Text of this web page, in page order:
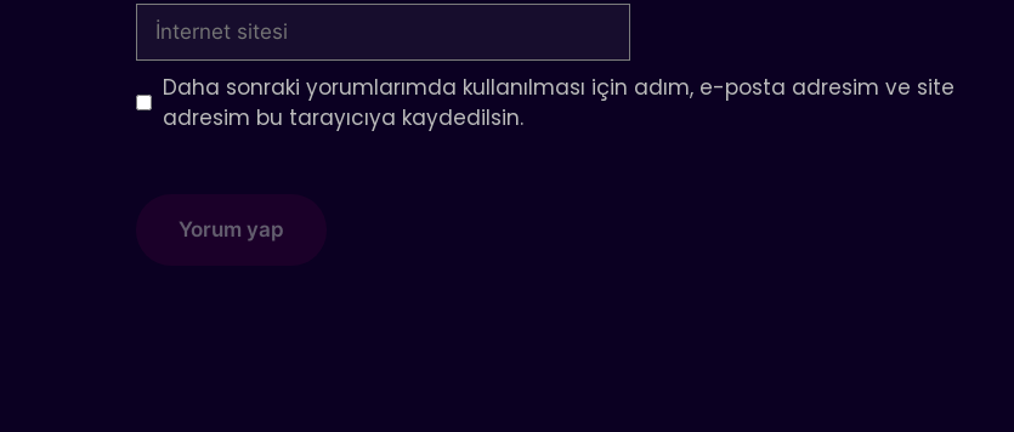
İnternet
sitesi
Daha sonraki yorumlarımda kullanılması için adım, e-posta adresim ve site
adresim bu tarayıcıya kaydedilsin.